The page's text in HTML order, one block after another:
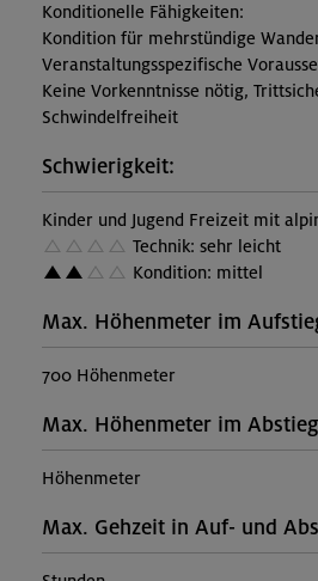
Konditionelle Fähigkeiten:
Kondition für mehrstündige
Veranstaltungsspezifische
Keine Vorkenntnisse nötig,
Schwindelfreiheit
Schwierigkeit:
Kinder und Jugend Freizeit mit
Technik: sehr leicht
Kondition: mittel
Max. Höhenmeter im
700 Höhenmeter
Max. Höhenmeter im
Höhenmeter
Max. Gehzeit in Auf- und